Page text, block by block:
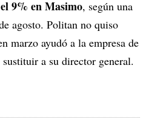
9% en Masimo, según una
agosto. Politan no quiso
marzo ayudó a la empresa de
a su director general.